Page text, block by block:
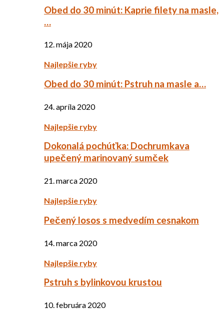
Obed do 30 minút: Kaprie filety na masle,
…
12. mája 2020
Najlepšie ryby
Obed do 30 minút: Pstruh na masle a…
24. apríla 2020
Najlepšie ryby
Dokonalá pochúťka: Dochrumkava
upečený marinovaný sumček
21. marca 2020
Najlepšie ryby
Pečený losos s medvedím cesnakom
14. marca 2020
Najlepšie ryby
Pstruh s bylinkovou krustou
10. februára 2020